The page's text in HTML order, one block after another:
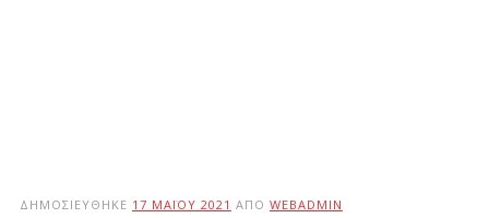
ΔΗΜΟΣΙΕΎΘΗΚΕ 17 ΜΑΪ́ΟΥ 2021 ΑΠΌ WEBADMIN